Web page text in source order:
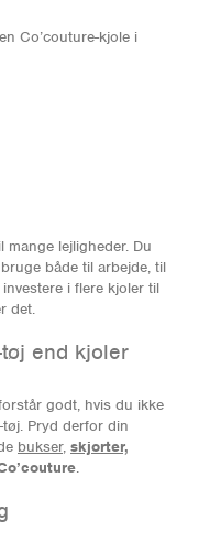
Co’couture-kjole i
mange lejligheder. Du
både til arbejde, til
i flere kjoler til
det.
end kjoler
godt, hvis du ikke
Pryd derfor din
bukser, skjorter,
.